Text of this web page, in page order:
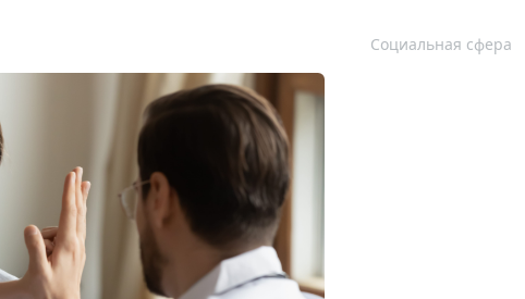
Социальная сфера